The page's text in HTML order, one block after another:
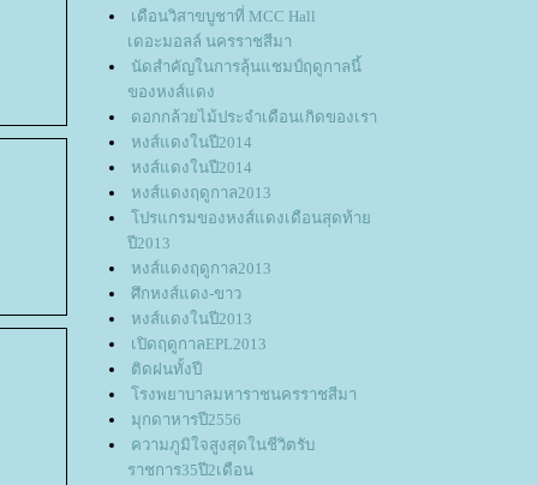
เดือนวิสาขบูชาที่ MCC Hall
เดอะมอลล์ นครราชสีมา
นัดสำคัญในการลุ้นแชมป์ฤดูกาลนี้
ของหงส์แดง
ดอกกล้วยไม้ประจำเดือนเกิดของเรา
หงส์แดงในปี2014
หงส์แดงในปี2014
หงส์แดงฤดูกาล2013
ปรแกรมของหงส์แดงเดือนสุดท้า
ปี2013
หงส์แดงฤดูกาล2013
ศึกหงส์แดง-ขาว
หงส์แดงในปี2013
เปิดฤดูกาลEPL2013
ติดฝนทั้งปี
รงพยาบาลมหาราชนครราชสีมา
มุกดาหารปี2556
ความภูมิใจสูงสุดในชีวิตรับ
ราชการ35ปี2เดือน